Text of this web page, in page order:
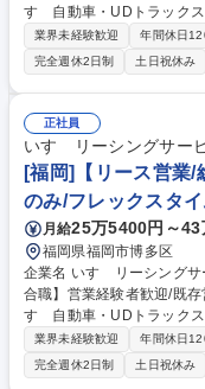
すゞ自動車・UDトラック
ーズを獲得し、その後の
す。 ＜ポジションの特長＞ ●お客様先に直接営業に行くのではなく、まず
はグループ会社のいすゞ自
に営業していきます。販売
●お願い営業などは全くな
提供できるのが魅力です。
なども当社で担当します。
種 [広島]【リース営業/総合
タイム制
業界未経験歓迎 年間休日
完全週休2日制
土日祝休み
正社員
いすゞリーシングサー
[福岡]【リース営業/
のみ/フレックスタ
月給25万5400円～43
福岡県福岡市博多区
企業名 いすゞリーシングサービス株式会社
合職】営業経験者歓迎/既存営業の
すゞ自動車・UDトラック
ーズを獲得し、その後の
す。 ＜ポジションの特長＞ ●お客様先に直接営業に行くのではなく、まず
はグループ会社のいすゞ自
業界未経験歓迎 年間休日
完全週休2日制
土日祝休み